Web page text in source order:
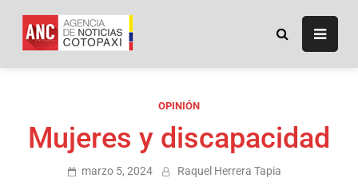
Agencia de Noticias
OPINIÓN
Mujeres y discapacidad
marzo 5, 2024 Raquel Herrera Tapia